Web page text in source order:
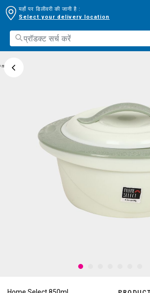
यहाँ पर डिलीवरी की जानी है :
Select your delivery location